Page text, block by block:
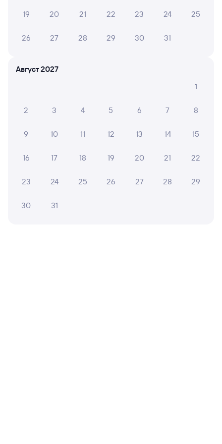
Способы оплаты
Правила работы сервиса
А ещё здесь можно найти
Отели Лесозаводска
19 20 21 22 23 24 25
26 27 28 29 30 31
Август 2027
1
2 3 4 5 6 7 8
9 10 11 12 13 14 15
16 17 18 19 20 21 22
23 24 25 26 27 28 29
30 31